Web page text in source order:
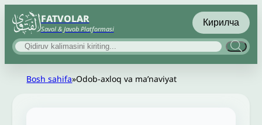
FATVOLAR
Savol & Javob Platformasi
Кирилча
Bosh sahifa»Odob-axloq va maʼnaviyat